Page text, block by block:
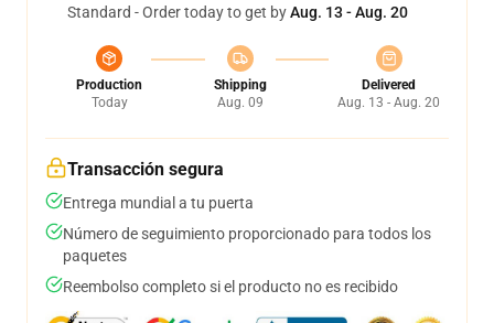
Standard - Order today to get byAug. 13 - Aug. 20
Production
Today
Shipping
Aug. 09
Delivered
Aug. 13 - Aug. 20
Transacción segura
Entrega mundial a tu puerta
Número de seguimiento proporcionado para todos los
paquetes
Reembolso completo si el producto no es recibido